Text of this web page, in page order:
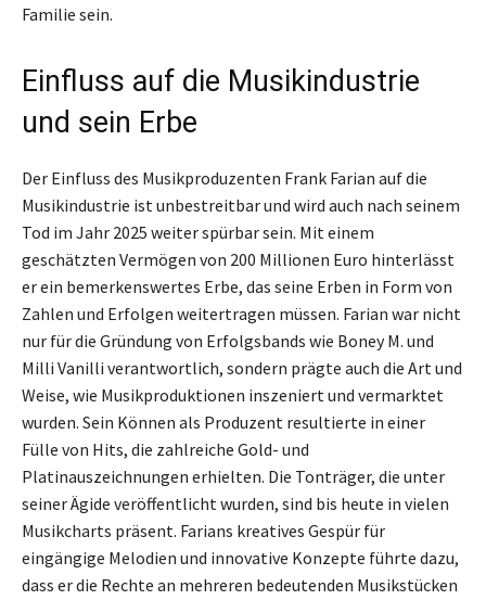
Familie sein.
Einfluss auf die Musikindustrie
und sein Erbe
Der Einfluss des Musikproduzenten Frank Farian auf die
Musikindustrie ist unbestreitbar und wird auch nach seinem
Tod im Jahr 2025 weiter spürbar sein. Mit einem
geschätzten Vermögen von 200 Millionen Euro hinterlässt
er ein bemerkenswertes Erbe, das seine Erben in Form von
Zahlen und Erfolgen weitertragen müssen. Farian war nicht
nur für die Gründung von Erfolgsbands wie Boney M. und
Milli Vanilli verantwortlich, sondern prägte auch die Art und
Weise, wie Musikproduktionen inszeniert und vermarktet
wurden. Sein Können als Produzent resultierte in einer
Fülle von Hits, die zahlreiche Gold- und
Platinauszeichnungen erhielten. Die Tonträger, die unter
seiner Ägide veröffentlicht wurden, sind bis heute in vielen
Musikcharts präsent. Farians kreatives Gespür für
eingängige Melodien und innovative Konzepte führte dazu,
dass er die Rechte an mehreren bedeutenden Musikstücken